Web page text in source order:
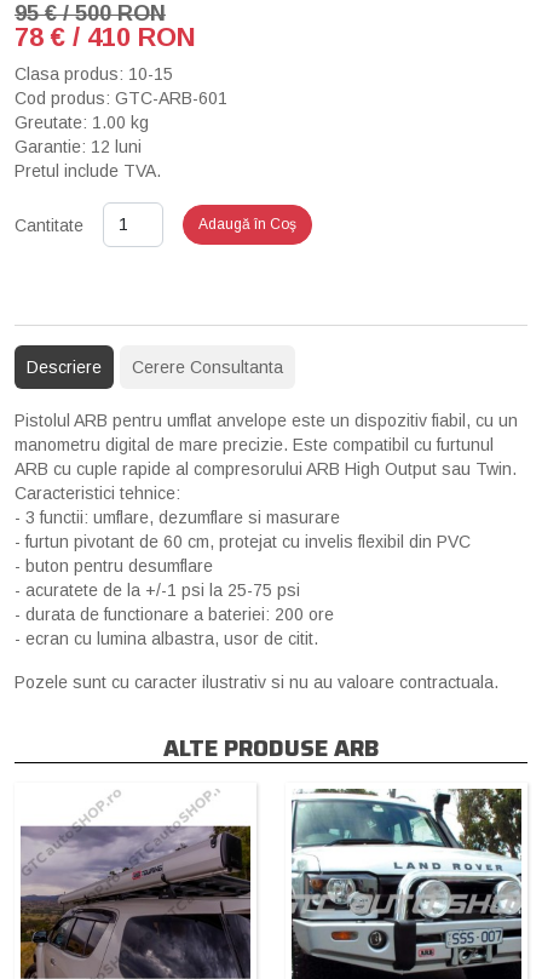
95 € / 500 RON
78 € / 410 RON
Clasa produs: 10-15
Cod produs: GTC-ARB-601
Greutate: 1.00 kg
Garantie: 12 luni
Pretul include TVA.
Cantitate Adaugă în Coş
Descriere Cerere Consultanta
Pistolul ARB pentru umflat anvelope este un dispozitiv fiabil, cu un
manometru digital de mare precizie. Este compatibil cu furtunul
ARB cu cuple rapide al compresorului ARB High Output sau Twin.
Caracteristici tehnice:
- 3 functii: umflare, dezumflare si masurare
- furtun pivotant de 60 cm, protejat cu invelis flexibil din PVC
- buton pentru desumflare
- acuratete de la +/-1 psi la 25-75 psi
- durata de functionare a bateriei: 200 ore
- ecran cu lumina albastra, usor de citit.
Pozele sunt cu caracter ilustrativ si nu au valoare contractuala.
ALTE PRODUSE ARB